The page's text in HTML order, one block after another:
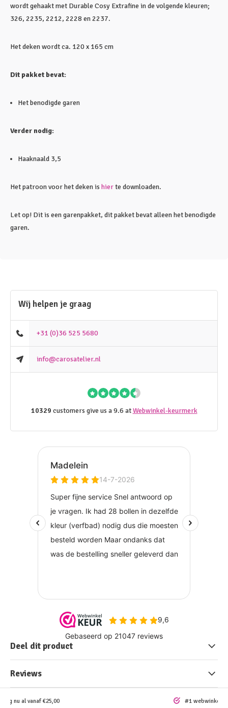
wordt gehaakt met Durable Cosy Extrafine in de volgende kleuren;
326, 2235, 2212, 2228 en 2237.
Het deken wordt ca. 120 x 165 cm
Dit pakket bevat:
Het benodigde garen
Verder nodig:
Haaknaald 3,5
Het patroon voor het deken is hierte downloaden.
Let op! Dit is een garenpakket, dit pakket bevat alleen het benodigde
garen.
Wij helpen je graag
+31 (0)36 525 5680
info@carosatelier.nl
10329 customers give us a 9.6 atWebwinkel-keurmerk
Deel dit product
Reviews
nu al vanaf €25,00 #1 webwinkel